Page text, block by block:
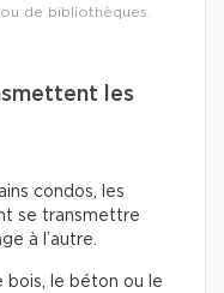
de bibliothèques.
les
condos, les
se transmettre
à l’autre.
bois, le béton ou le